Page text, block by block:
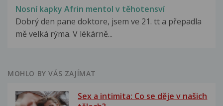
Nosní kapky Afrin mentol v těhotensví
Dobrý den pane doktore, jsem ve 21. tt a přepadla
mě velká rýma. V lékárně...
MOHLO BY VÁS ZAJÍMAT
Sex a intimita: Co se děje v našich